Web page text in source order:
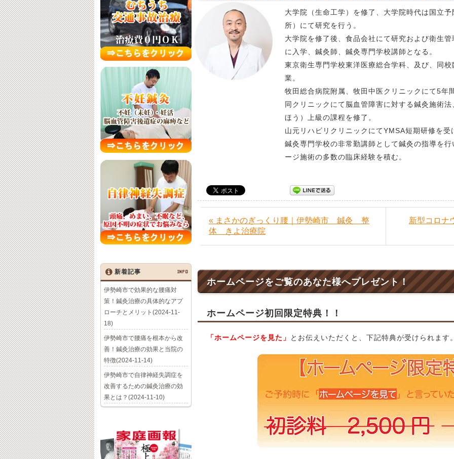
大学院（生命工学）を修了、大学院時代は国立
所）にて研究を行う。
大学院を修了後、食品会社にて研究および衛生
に入学、鍼灸師、鍼灸専門学校講師となる。
東京衛生専門学校東洋医療総合学科、及び、同
業。
牧田総合病院附属、牧田中医クリニックにて5年
同クリニックにて脳血管障害に対する鍼灸施術
ほう）上級の課程を修了。
山元リハビリクリニックにてYMSA短期研修を受
鍼灸専門学校の非常勤講師として鍼灸の指導を
ージ施術の多数の臨床経験を積む。
« まさかのぎっくり腰｜伊勢崎市 鍼灸 整
体 きよ治療院
新型コロナ
ホームページをご覧のあなた様へプレゼント！
ホームページ初回限定特典！！
「ホームページを見た」 とお伝えいただくと、下記特典が受けられます
新着記事 INFO
伊勢崎市で効果的な腰痛対
策！鍼灸治療の具体的なアプ
ローチとメリット(2024-11-
18)
伊勢崎市で腰痛を根本から改
善！鍼灸治療の効果と当院の
特徴(2024-11-14)
伊勢崎市で自律神経失調症を
改善するための鍼灸治療の効
果とは？(2024-11-10)